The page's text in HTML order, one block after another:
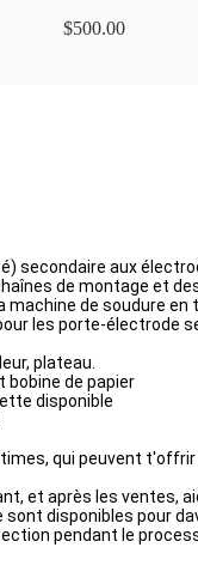
$500.00
secondaire aux
de montage et
de soudure
les porte-électrode
plateau.
bobine de papier
disponible
qui peuvent t'offrir
et après les ventes,
disponibles pour
pendant le